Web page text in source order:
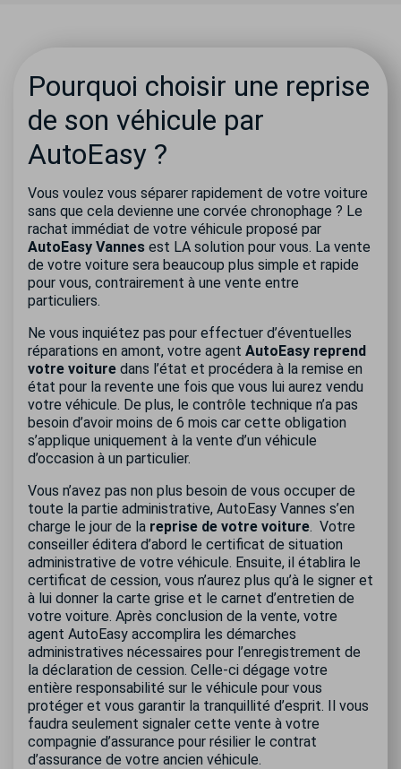
Pourquoi choisir une reprise
de son véhicule par
AutoEasy ?
Vous voulez vous séparer rapidement de votre voiture
sans que cela devienne une corvée chronophage ? Le
rachat immédiat de votre véhicule proposé par
AutoEasy Vannes est LA solution pour vous. La vente
de votre voiture sera beaucoup plus simple et rapide
pour vous, contrairement à une vente entre
particuliers.
Ne vous inquiétez pas pour effectuer d’éventuelles
réparations en amont, votre agent AutoEasy reprend
votre voiture dans l’état et procédera à la remise en
état pour la revente une fois que vous lui aurez vendu
votre véhicule. De plus, le contrôle technique n’a pas
besoin d’avoir moins de 6 mois car cette obligation
s’applique uniquement à la vente d’un véhicule
d’occasion à un particulier.
Vous n’avez pas non plus besoin de vous occuper de
toute la partie administrative, AutoEasy Vannes s’en
charge le jour de la reprise de votre voiture. Votre
conseiller éditera d’abord le certificat de situation
administrative de votre véhicule. Ensuite, il établira le
certificat de cession, vous n’aurez plus qu’à le signer et
à lui donner la carte grise et le carnet d’entretien de
votre voiture. Après conclusion de la vente, votre
agent AutoEasy accomplira les démarches
administratives nécessaires pour l’enregistrement de
la déclaration de cession. Celle-ci dégage votre
entière responsabilité sur le véhicule pour vous
protéger et vous garantir la tranquillité d’esprit. Il vous
faudra seulement signaler cette vente à votre
compagnie d’assurance pour résilier le contrat
d’assurance de votre ancien véhicule.